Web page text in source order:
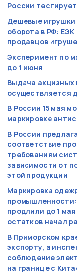
России
Дешевые игрушки
оборота в РФ:
продавцов
Эксперимент по
до 1 июня
Выдача акцизных
осуществляется
В России 15 мая
маркировке
В России
соответствие
требованиям
зависимости от
этой продукции
Маркировка
промышленности:
продлили до 1
остатков начал
В Приморском
экспорту, а
соблюдение
на границе с